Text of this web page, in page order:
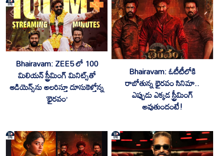
Bhairavam: ZEE5 లో 100
మిలియన్ స్ట్రీమింగ్ మినిట్స్‌తో
ఆడియెన్స్‌ను అల‌రిస్తూ దూసుకెళ్తోన్న
‘భైర‌వం’
Bhairavam: ఓటీటీలోకి
రాబోతున్న భైరవం సినిమా..
ఎప్పుడు ఎక్కడ స్ట్రీమింగ్
అవుతుందంటే!